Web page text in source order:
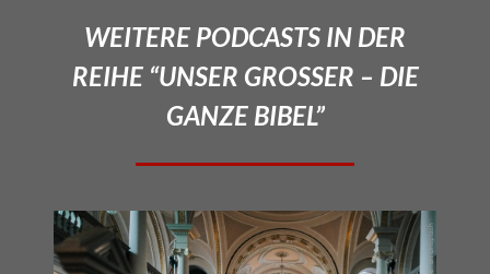
WEITERE PODCASTS IN DER
REIHE “UNSER GROSSER – DIE
GANZE BIBEL”